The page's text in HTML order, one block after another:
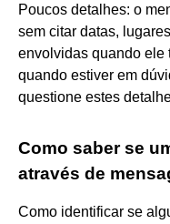
Poucos detalhes: o
sem citar datas,
envolvidas quando ele
quando estiver em
questione estes
Como saber se
através de
Como identificar se